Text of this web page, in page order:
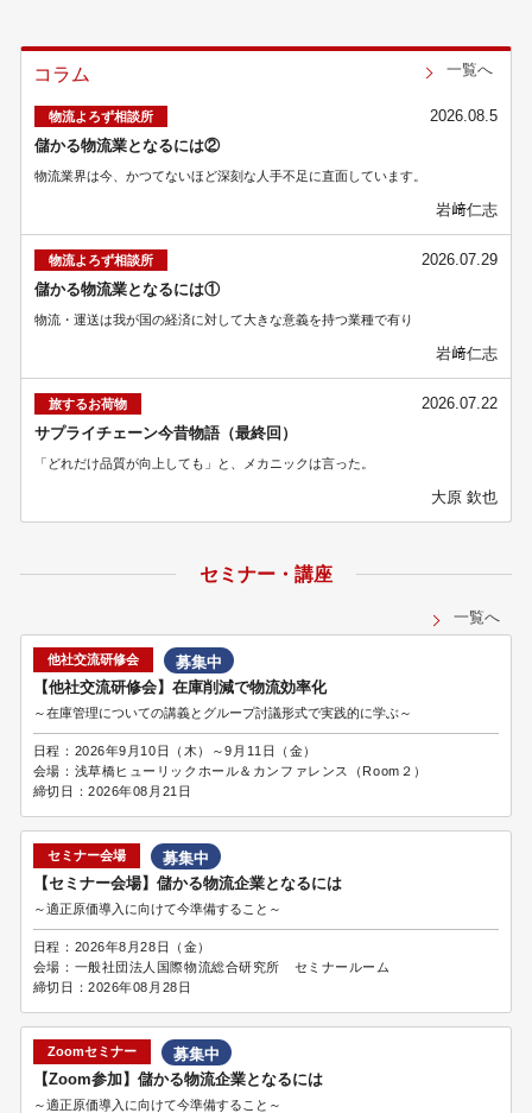
コラム
物流よろず相談所
2026.08.5
儲かる物流業となるには②
物流業界は今、かつてないほど深刻な人手不足に直面しています。
岩﨑仁志
物流よろず相談所
2026.07.29
儲かる物流業となるには①
物流・運送は我が国の経済に対して大きな意義を持つ業種で有り
岩﨑仁志
旅するお荷物
2026.07.22
サプライチェーン今昔物語（最終回）
「どれだけ品質が向上しても」と、メカニックは言った。
大原 欽也
一覧へ
セミナー・講座
一覧へ
他社交流研修会
募集中
【他社交流研修会】在庫削減で物流効率化
～在庫管理についての講義とグループ討議形式で実践的に学ぶ～
日程： 2026年9月10日（木）～9月11日（金）
会場： 浅草橋ヒューリックホール＆カンファレンス（Room２）
締切日：2026年08月21日
セミナー会場
募集中
【セミナー会場】儲かる物流企業となるには
～適正原価導入に向けて今準備すること～
日程： 2026年8月28日（金）
会場： 一般社団法人国際物流総合研究所 セミナールーム
締切日：2026年08月28日
Zoomセミナー
募集中
【Zoom参加】儲かる物流企業となるには
～適正原価導入に向けて今準備すること～